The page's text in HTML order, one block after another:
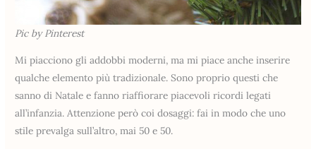
Pic by Pinterest
Mi piacciono gli addobbi moderni, ma mi piace anche inserire
qualche elemento più tradizionale. Sono proprio questi che
sanno di Natale e fanno riaffiorare piacevoli ricordi legati
all’infanzia. Attenzione però coi dosaggi: fai in modo che uno
stile prevalga sull’altro, mai 50 e 50.